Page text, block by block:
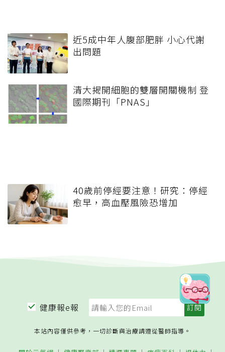
近5成中年人腹部肥胖 小心代謝
出問題
清大揭開細胞的雙層開關機制 登
國際期刊「PNAS」
40歲前停經要注意！研究：停經
愈早，高血壓風險恐增加
健康報e報
本站內容僅供參考，一切診斷與治療請遵從醫師指導。